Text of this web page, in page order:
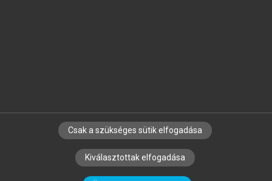
SZERZŐKNEK CÉGEKNEK KÖNYVTÁROSOKNAK
SZERKESZTÉSI ÉS LEKTORÁLÁSI ALAPELVEK
Csak a szükséges sütik elfogadása
Kiválasztottak elfogadása